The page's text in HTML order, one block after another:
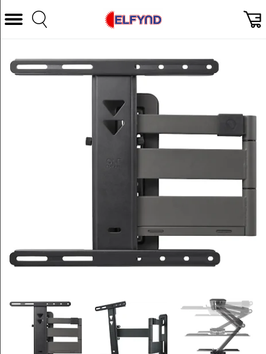
Välj Kategori
Hem och Hushåll
Wearables och träning